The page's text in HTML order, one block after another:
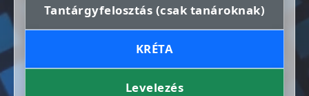
Tantárgyfelosztás (csak tanároknak)
KRÉTA
Levelezés